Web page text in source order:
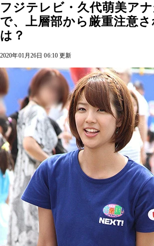
フジテレビ・久代萌美ア
で、上層部から厳重注意さ
は？
2020年01月26日 06:10 更新